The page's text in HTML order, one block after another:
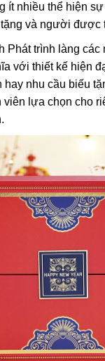
ít nhiều thể hiện
và người được
Phát trình làng các
với thiết kế hiện
hay nhu cầu biếu
viên lựa chọn cho